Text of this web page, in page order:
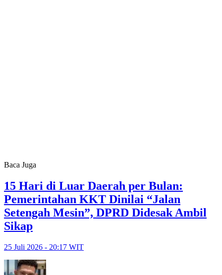
Baca Juga
15 Hari di Luar Daerah per Bulan:
Pemerintahan KKT Dinilai “Jalan
Setengah Mesin”, DPRD Didesak Ambil
Sikap
25 Juli 2026 - 20:17 WIT